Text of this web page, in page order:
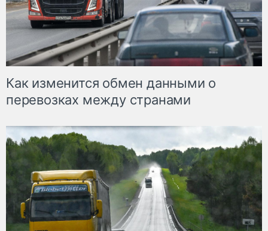
Как изменится обмен данными о
перевозках между странами